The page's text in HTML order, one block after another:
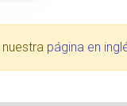
página en